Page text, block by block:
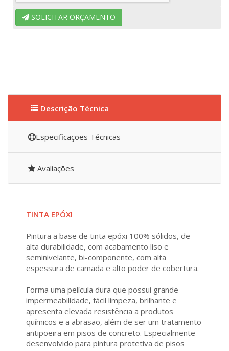
SOLICITAR ORÇAMENTO
Descrição Técnica
Especificações Técnicas
Avaliações
TINTA EPÓXI
Pintura a base de tinta epóxi 100% sólidos, de
alta durabilidade, com acabamento liso e
seminivelante, bi-componente, com alta
espessura de camada e alto poder de cobertura.
Forma uma película dura que possui grande
impermeabilidade, fácil limpeza, brilhante e
apresenta elevada resistência a produtos
químicos e a abrasão, além de ser um tratamento
antipoeira em pisos de concreto. Especialmente
desenvolvido para pintura protetiva de pisos